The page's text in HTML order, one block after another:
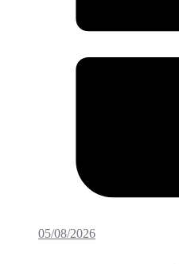
05/08/2026